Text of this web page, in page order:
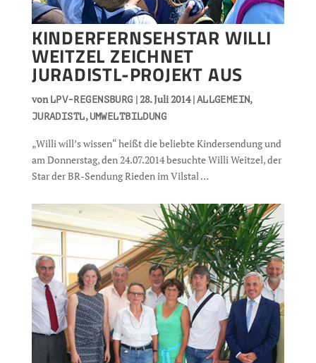
KINDERFERNSEHSTAR WILLI
WEITZEL ZEICHNET
JURADISTL-PROJEKT AUS
von LPV-REGENSBURG |28. Juli 2014| ALLGEMEIN,
JURADISTL,UMWELTBILDUNG
„Willi will’s wissen“ heißt die beliebte Kindersendung und
am Donnerstag, den 24.07.2014 besuchte Willi Weitzel, der
Star der BR-Sendung Rieden im Vilstal …